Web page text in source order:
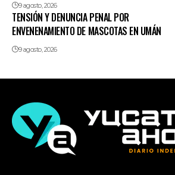
9 agosto, 2026
TENSIÓN Y DENUNCIA PENAL POR
ENVENENAMIENTO DE MASCOTAS EN UMÁN
9 agosto, 2026